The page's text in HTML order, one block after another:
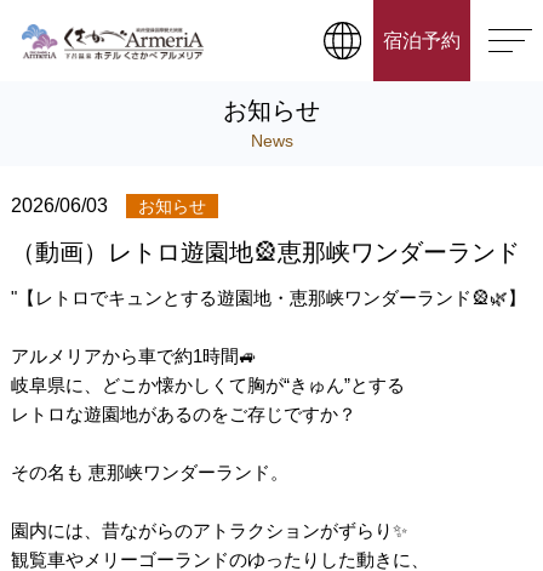
宿泊予約
お知らせ
News
2026/06/03 お知らせ
（動画）レトロ遊園地🎡恵那峡ワンダーランド
"【レトロでキュンとする遊園地・恵那峡ワンダーランド🎡🌿】
アルメリアから車で約1時間🚙
岐阜県に、どこか懐かしくて胸が“きゅん”とする
レトロな遊園地があるのをご存じですか？
その名も 恵那峡ワンダーランド。
園内には、昔ながらのアトラクションがずらり✨
観覧車やメリーゴーランドのゆったりした動きに、